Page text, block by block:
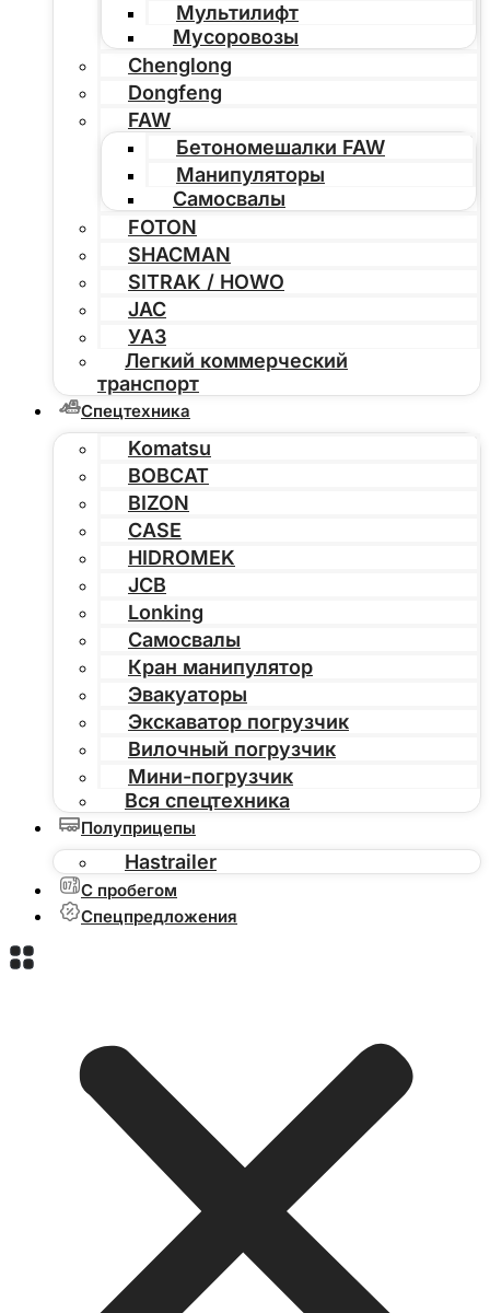
Мультилифт
Мусоровозы
Chenglong
Dongfeng
FAW
Бетономешалки FAW
Манипуляторы
Самосвалы
FOTON
SHACMAN
SITRAK / HOWO
JAC
УАЗ
Легкий коммерческий
транспорт
Спецтехника
Komatsu
BOBCAT
BIZON
CASE
HIDROMEK
JCB
Lonking
Самосвалы
Кран манипулятор
Эвакуаторы
Экскаватор погрузчик
Вилочный погрузчик
Мини-погрузчик
Вся спецтехника
Полуприцепы
Hastrailer
С пробегом
Спецпредложения